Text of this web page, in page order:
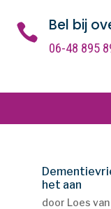
 Bel bij
06-48 895
het aan
door Loes